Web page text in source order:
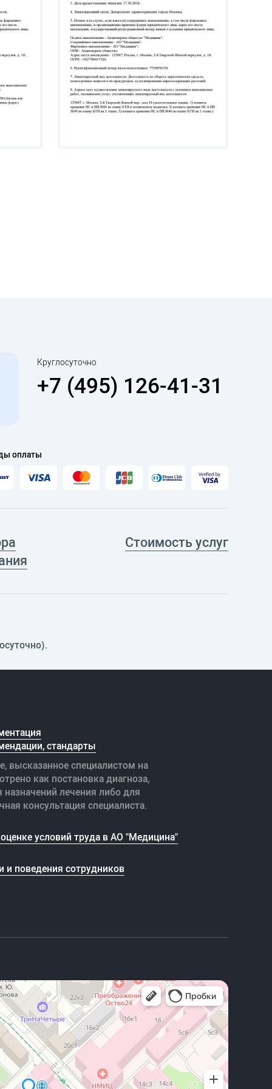
Круглосуточно
+7 (495) 126-41-31
оплаты
Стоимость услуг
стандарты
высказанное специалистом на
как постановка диагноза,
лечения либо для
консультация специалиста.
условий труда в АО "Медицина"
и поведения сотрудников